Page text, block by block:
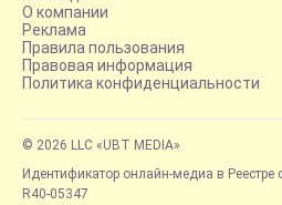
О компании
Реклама
Правила пользования
Правовая информация
Политика конфиденциальности
© 2026 LLC «UBT MEDIA»
Идентификатор онлайн-медиа в
R40-05347